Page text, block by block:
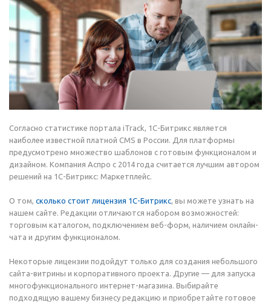
Согласно статистике портала iTrack, 1C-Битрикс является
наиболее известной платной CMS в России. Для платформы
предусмотрено множество шаблонов с готовым функционалом и
дизайном. Компания Аспро с 2014 года считается лучшим автором
решений на 1С-Битрикс: Маркетплейс.
О том, сколько стоит лицензия 1С-Битрикс, вы можете узнать на
нашем сайте. Редакции отличаются набором возможностей:
торговым каталогом, подключением веб-форм, наличием онлайн-
чата и другим функционалом.
Некоторые лицензии подойдут только для создания небольшого
сайта-витрины и корпоративного проекта. Другие — для запуска
многофункционального интернет-магазина. Выбирайте
подходящую вашему бизнесу редакцию и приобретайте готовое